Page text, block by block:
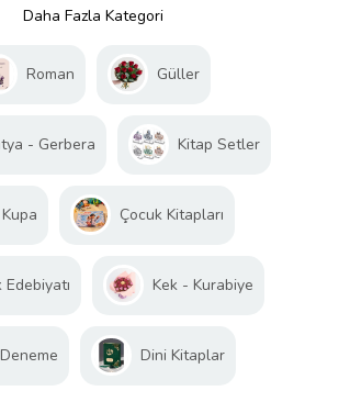
Daha Fazla Kategori
Roman Güller
- Gerbera Kitap Setler
Kupa Çocuk Kitapları
Edebiyatı Kek - Kurabiye
Deneme Dini Kitaplar